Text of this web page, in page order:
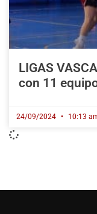
LIGAS
con 11
24/09/2024 10:13